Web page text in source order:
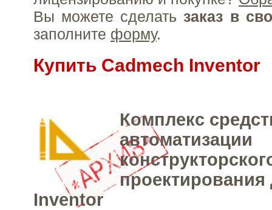
Вы можете сделать заказ в
заполните форму.
Купить Cadmech Inventor
Комплекс
автоматизации
Inventor